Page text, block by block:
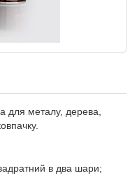
для металу, дерева,
в два шари;